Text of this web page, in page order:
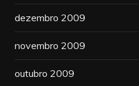
dezembro 2009
novembro 2009
outubro 2009